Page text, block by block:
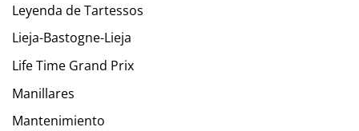
Leyenda de Tartessos
Lieja-Bastogne-Lieja
Life Time Grand Prix
Manillares
Mantenimiento